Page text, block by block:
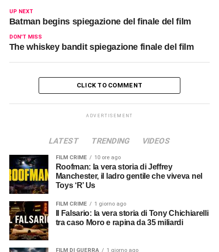
UP NEXT
Batman begins spiegazione del finale del film
DON'T MISS
The whiskey bandit spiegazione finale del film
CLICK TO COMMENT
ADVERTISEMENT
LATEST TRENDING VIDEOS
FILM CRIME 10 ore ago
Roofman: la vera storia di Jeffrey
Manchester, il ladro gentile che viveva nel
Toys ‘R’ Us
FILM CRIME 1 giorno ago
tra caso Moro e rapina da 35 miliardi
FILM DI GUERRA 1 giorno ago